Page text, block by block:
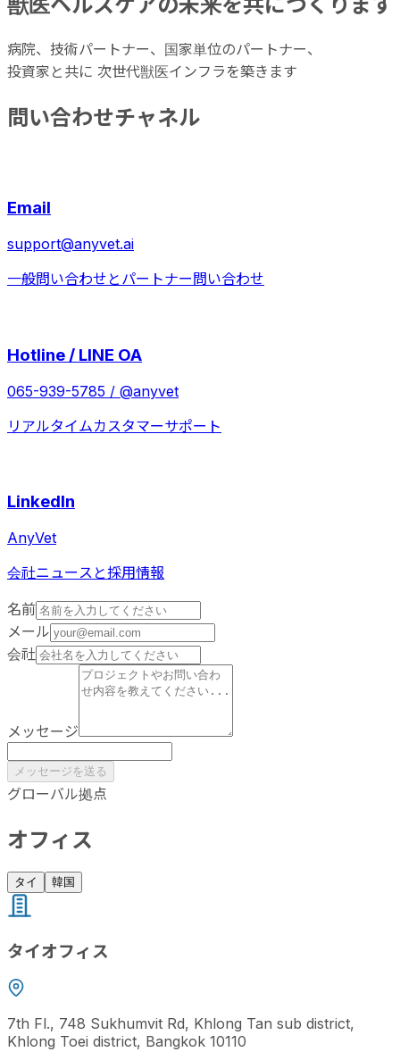
病院、技術パートナー、国家単位のパートナー、
投資家と共に 次世代獣医インフラを築きます
問い合わせチャネル
Email
support@anyvet.ai
一般問い合わせとパートナー問い合わせ
Hotline / LINE OA
065-939-5785 / @anyvet
リアルタイムカスタマーサポート
LinkedIn
AnyVet
会社ニュースと採用情報
名前
メール
会社
メッセージ
メッセージを送る
グローバル拠点
オフィス
タイ 韓国
タイオフィス
7th Fl., 748 Sukhumvit Rd, Khlong Tan sub district,
Khlong Toei district, Bangkok 10110